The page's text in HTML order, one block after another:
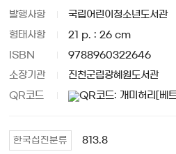
발행사항 국립어린이청소년도서관
형태사항 21 p. : 26 cm
ISBN 9788960322646
소장기관 진천군립광혜원도서관
QR코드
한국십진분류 813.8